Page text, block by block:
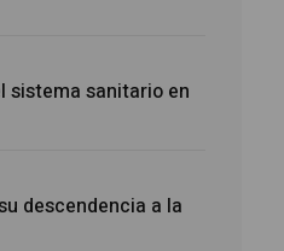
sistema sanitario en
descendencia a la